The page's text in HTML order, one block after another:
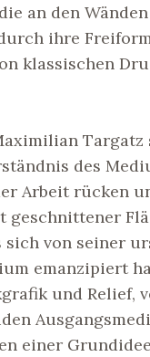
an den
ihre
klassischen
Targatz
des
Arbeit rücken
geschnittener
sich von seiner
emanzipiert
und Relief,
einer